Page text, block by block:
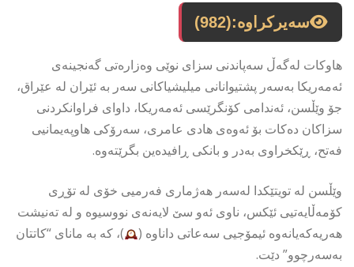
سەیرکراوە:(982)
هاوكات لەگەڵ سەپاندنی سزای نوێی وەزارەتی گەنجینەی
ئەمەریكا بەسەر پشتیوانانی میلیشیاكانی سەر بە ئێران لە عێراق،
جۆ وێڵسن، ئەندامی كۆنگرێسی ئەمەریكا، داوای فراوانكردنی
سزاكان دەكات بۆ ئەوەی هادی عامری، سەرۆكی هاوپەیمانیی
فەتح، ڕێكخراوی بەدر و بانكی ڕافیدەین بگرێتەوە.
وێڵسن لە تویتێكدا لەسەر هەژماری فەرمیی خۆی لە تۆڕی
كۆمەڵایەتیی ئێكس، ناوی ئەو سێ لایەنەی نووسیوە و لە تەنیشت
هەریەكەیانەوە ئیمۆجیی سەعاتی داناوە (
)، كە بە مانای “كاتتان
بەسەرچوو” دێت.